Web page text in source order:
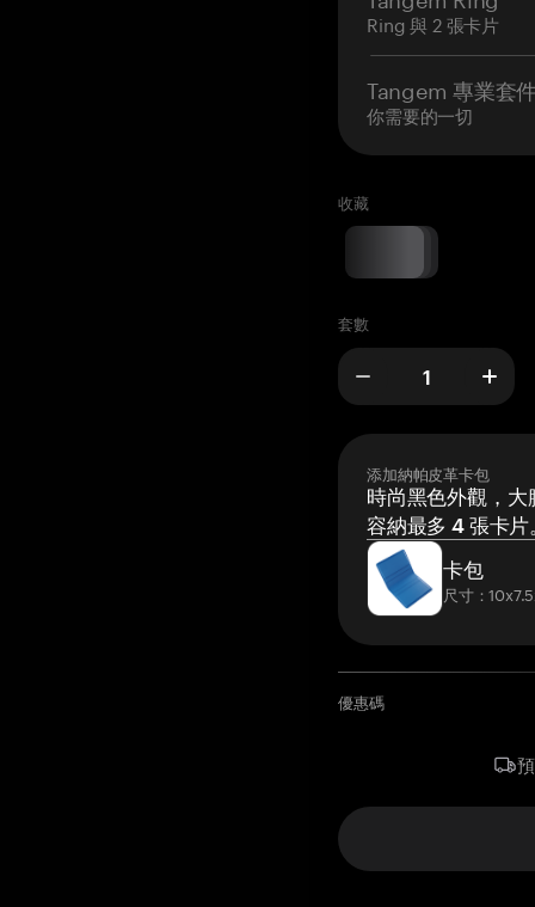
Ring 與 2 張卡片
Tangem 專業套
你需要的一切
收藏
套數
添加納帕皮革卡包
時尚黑色外觀，大
容納最多 4 張卡片
卡包
尺寸：
優惠碼